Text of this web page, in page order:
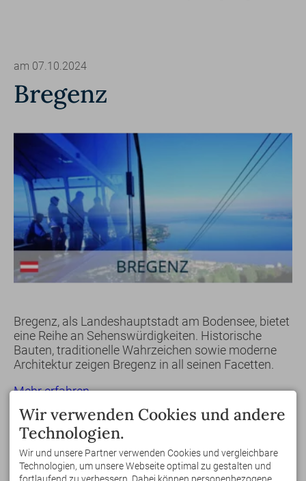
am 07.10.2024
Bregenz
Bregenz, als Landeshauptstadt am Bodensee, bietet
eine Reihe an Sehenswürdigkeiten. Historische
Bauten, traditionelle Wahrzeichen sowie moderne
Architektur zeigen Bregenz in all seinen Facetten.
Mehr erfahren
Wir verwenden Cookies und andere
Technologien.
Wir und unsere Partner verwenden Cookies und vergleichbare
Technologien, um unsere Webseite optimal zu gestalten und